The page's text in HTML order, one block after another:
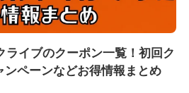
ライブのクーポン一覧！初回ク
ンペーンなどお得情報まとめ